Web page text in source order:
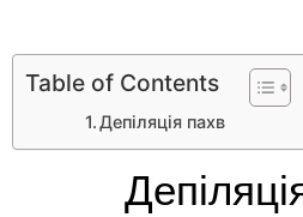
Table of Contents
Депіляція пахв